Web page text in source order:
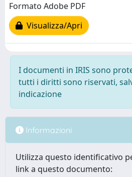
Formato Adobe PDF
Visualizza/Apri
I documenti in IRIS sono
tutti i diritti sono riservati,
indicazione
Informazioni
Utilizza questo identificativo
link a questo documento: